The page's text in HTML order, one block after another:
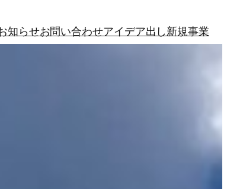
知らせお問い合わせアイデア出し新規事業